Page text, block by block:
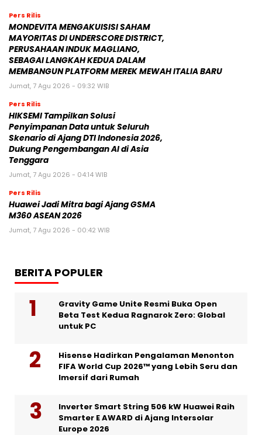
Pers Rilis
MONDEVITA MENGAKUISISI SAHAM
MAYORITAS DI UNDERSCORE DISTRICT,
PERUSAHAAN INDUK MAGLIANO,
SEBAGAI LANGKAH KEDUA DALAM
MEMBANGUN PLATFORM MEREK MEWAH ITALIA BARU
Jumat, 7 Agu 2026 - 09:32 WIB
Pers Rilis
HIKSEMI Tampilkan Solusi
Penyimpanan Data untuk Seluruh
Skenario di Ajang DTI Indonesia 2026,
Dukung Pengembangan AI di Asia
Tenggara
Jumat, 7 Agu 2026 - 04:14 WIB
Pers Rilis
Huawei Jadi Mitra bagi Ajang GSMA
M360 ASEAN 2026
Jumat, 7 Agu 2026 - 00:42 WIB
BERITA POPULER
Gravity Game Unite Resmi Buka Open
Beta Test Kedua Ragnarok Zero: Global
untuk PC
Hisense Hadirkan Pengalaman Menonton
FIFA World Cup 2026™ yang Lebih Seru dan
Imersif dari Rumah
Inverter Smart String 506 kW Huawei Raih
Smarter E AWARD di Ajang Intersolar
Europe 2026